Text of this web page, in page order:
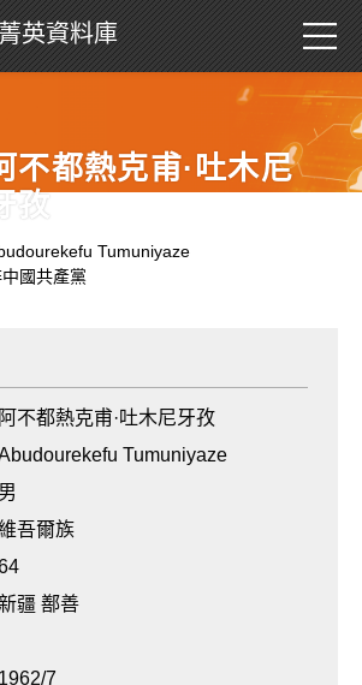
英資料庫
不都熱克甫·吐木尼
孜
Tumuniyaze
國共產黨
阿不都熱克甫·吐木尼牙孜
Tumuniyaze
男
吾爾族
疆 鄯善
1962/7